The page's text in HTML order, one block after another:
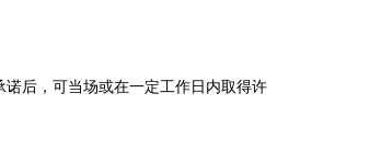
后，可当场或在一定工作日内取得许